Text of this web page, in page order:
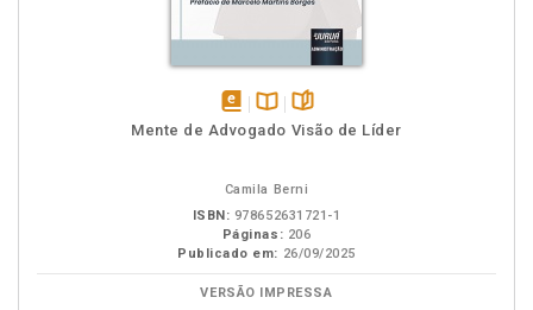
disponível
Disponível
páginas
Mente de Advogado Visão de Líder
Camila Berni
ISBN: 978652631721-1
Páginas: 206
Publicado em: 26/09/2025
VERSÃO IMPRESSA